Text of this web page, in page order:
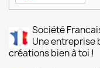
Société
Une entreprise
créations bien à toi !